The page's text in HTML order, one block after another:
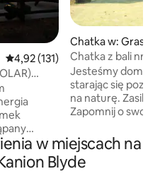
Średnia ocena: 4,92 na 5, liczba
4,92 (131)
widok
dech
Chatka w:
Chatka z bali nr 3
Jesteśmy
starając się
na naturę.
Zapomnij o
spokojem wnętrzom.
wspomnienia ze
naszej
w miejscach na
Blyde